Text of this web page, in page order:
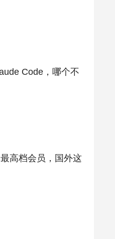
Code，哪个不
高档会员，国外这